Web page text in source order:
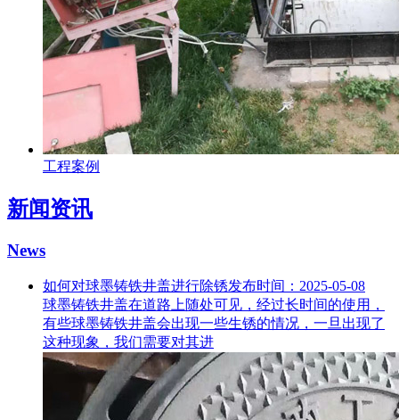
工程案例
新闻资讯
News
如何对球墨铸铁井盖进行除锈发布时间：2025-05-08
球墨铸铁井盖在道路上随处可见，经过长时间的使用，
有些球墨铸铁井盖会出现一些生锈的情况，一旦出现了
这种现象，我们需要对其进